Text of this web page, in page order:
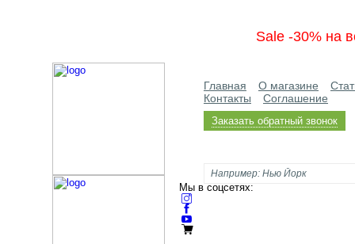
Sale -30% на
Главная О магазине
Контакты
Соглашение
Заказать обратный звонок
Мы в соцсетях: